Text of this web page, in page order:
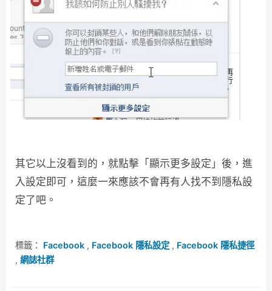
其它以上沒看到的，就點擊「顯示更多設定」後，進
入設定即可，這麼一來應該不會再有人找不到隱私設
定了吧。
標籤： Facebook , Facebook 隱私設定 , Facebook 隱私捷徑
, 網誌社群